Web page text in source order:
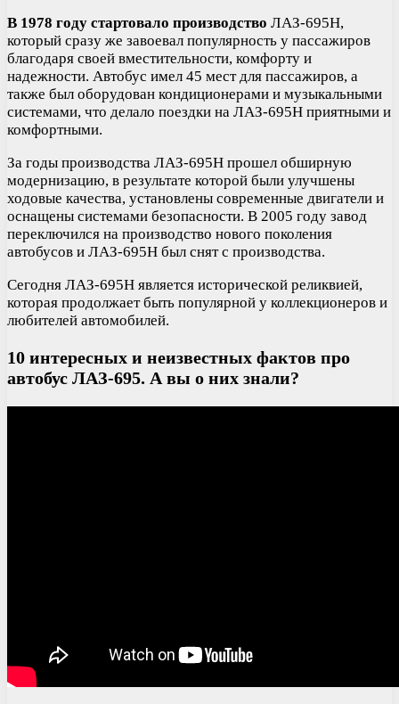
В 1978 году стартовало производство ЛАЗ-695Н,
который сразу же завоевал популярность у пассажиров
благодаря своей вместительности, комфорту и
надежности. Автобус имел 45 мест для пассажиров, а
также был оборудован кондиционерами и музыкальными
системами, что делало поездки на ЛАЗ-695Н приятными и
комфортными.
За годы производства ЛАЗ-695Н прошел обширную
модернизацию, в результате которой были улучшены
ходовые качества, установлены современные двигатели и
оснащены системами безопасности. В 2005 году завод
переключился на производство нового поколения
автобусов и ЛАЗ-695Н был снят с производства.
Сегодня ЛАЗ-695Н является исторической реликвией,
которая продолжает быть популярной у коллекционеров и
любителей автомобилей.
10 интересных и неизвестных фактов про
автобус ЛАЗ-695. А вы о них знали?